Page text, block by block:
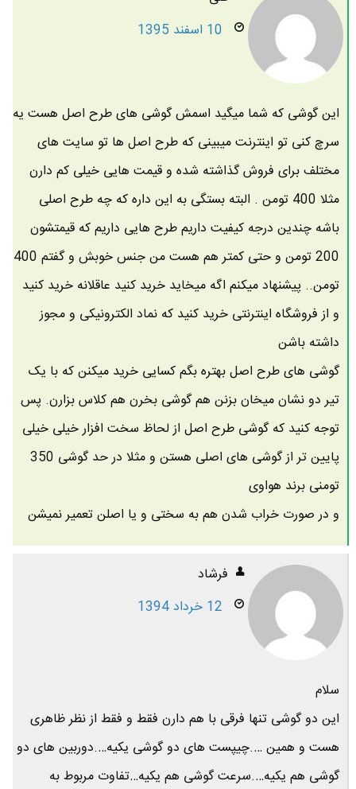
10 اسفند 1395
این گوشی که شما میگید اسمش گوشی های طرح اصل هست یه
سرچ کنی تو اینترنت میبینی که طرح اصل ها تو سایت های
مختلف برای فروش گذاشته شده و قیمت هایی خیلی کم دارن
مثلا 400 تومن . البته بستگی به این داره که چه طرح اصلی
باشه چندین درجه کیفیت داریم طرح هایی داریم که قیمتشون
200 تومن و حتی کمتر هم هست من جنس خوبش و گفتم 400
تومن.. پیشنهاد میکنم اگه میخاید خرید کنید عاقلانه خرید کنید
و از فروشگاه اینترنتی خرید کنید که نماد الکترونیکی و مجوز
داشته باشن
گوشی های طرح اصل بهتره بگم کسایی خرید میکنن که با یک
تیر دو نشان میخان بزنن هم گوشی بخرن هم کلاس بزارن. پس
توجه کنید که گوشی طرح اصل از لحاظ سخت افزار خیلی خیلی
پایین تر از گوشی های اصلی هستن و مثلا در حد گوشی 350
تومنی برند هواوی
و در صورت خراب شدن هم به سختی و یا اصلن تعمیر نمیشن
فرشاد
12 خرداد 1394
سلام
این دو گوشی تنها فرقی با هم دارن فقط و فقط از نظر ظاهری
هست و همین ….چیپست های دو گوشی یکیه….دوربین های دو
گوشی هم یکیه….سرعت گوشی هم یکیه…تفاوت مربوط به